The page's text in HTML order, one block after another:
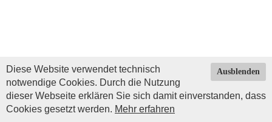
Ausblenden
Diese Website verwendet technisch
notwendige Cookies. Durch die Nutzung
dieser Webseite erklären Sie sich damit einverstanden, dass
Cookies gesetzt werden. Mehr erfahren